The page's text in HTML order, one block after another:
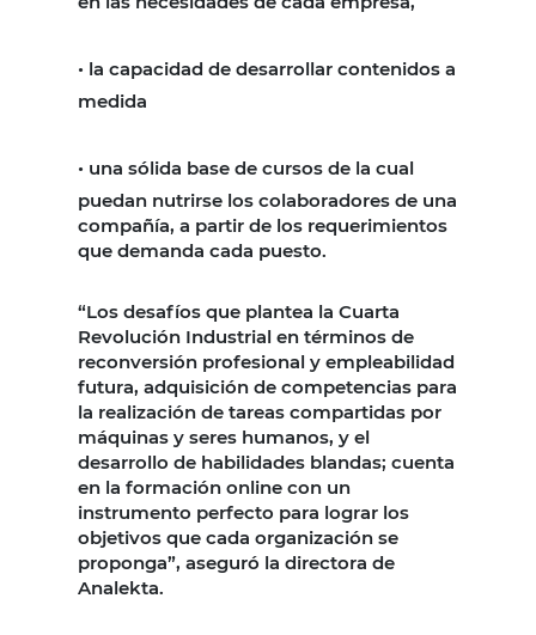
• la capacidad de desarrollar contenidos a
medida
• una sólida base de cursos de la cual
puedan nutrirse los colaboradores de una
compañía, a partir de los requerimientos
que demanda cada puesto.
“Los desafíos que plantea la Cuarta
Revolución Industrial en términos de
reconversión profesional y empleabilidad
futura, adquisición de competencias para
la realización de tareas compartidas por
máquinas y seres humanos, y el
desarrollo de habilidades blandas; cuenta
en la formación online con un
instrumento perfecto para lograr los
objetivos que cada organización se
proponga”, aseguró la directora de
Analekta.